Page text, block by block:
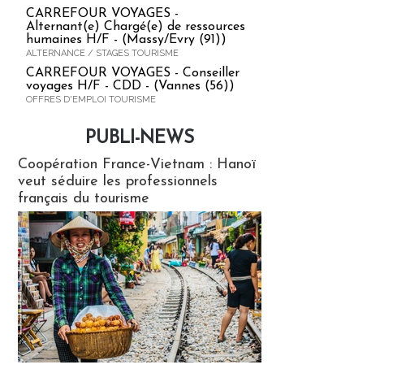
CARREFOUR VOYAGES -
Alternant(e) Chargé(e) de ressources
humaines H/F - (Massy/Evry (91))
ALTERNANCE / STAGES TOURISME
CARREFOUR VOYAGES - Conseiller
voyages H/F - CDD - (Vannes (56))
OFFRES D'EMPLOI TOURISME
PUBLI-NEWS
Coopération France-Vietnam : Hanoï
veut séduire les professionnels
français du tourisme